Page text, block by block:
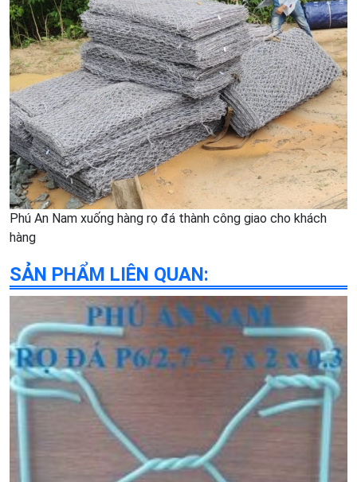
Phú An Nam xuống hàng rọ đá thành công giao cho khách
hàng
SẢN PHẨM LIÊN QUAN: